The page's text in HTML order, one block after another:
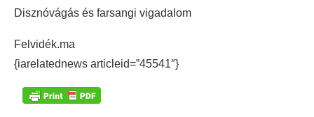
Disznóvágás és farsangi vigadalom
Felvidék.ma
{iarelatednews articleid=”45541″}